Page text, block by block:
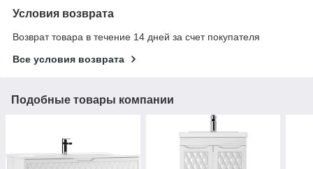
Условия возврата
Возврат товара в течение 14 дней за счет покупателя
Все условия возврата
Подобные товары компании